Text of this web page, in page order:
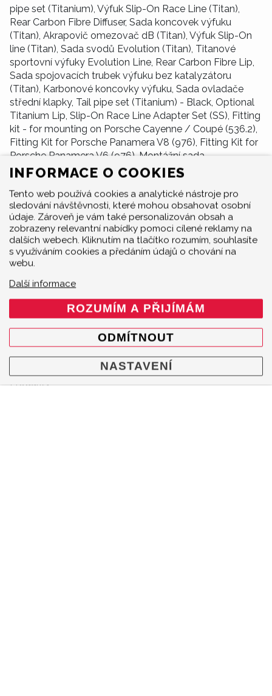
pipe set (Titanium), Výfuk Slip-On Race Line (Titan),
Rear Carbon Fibre Diffuser, Sada koncovek výfuku
(Titan), Akrapovič omezovač dB (Titan), Výfuk Slip-On
line (Titan), Sada svodů Evolution (Titan), Titanové
sportovní výfuky Evolution Line, Rear Carbon Fibre Lip,
Sada spojovacích trubek výfuku bez katalyzátoru
(Titan), Karbonové koncovky výfuku, Sada ovladače
střední klapky, Tail pipe set (Titanium) - Black, Optional
Titanium Lip, Slip-On Race Line Adapter Set (SS), Fitting
kit - for mounting on Porsche Cayenne / Coupé (536.2),
Fitting Kit for Porsche Panamera V8 (976), Fitting Kit for
Porsche Panamera V6 (976), Montážní sada.
MENU
Produkty
INFORMACE O COOKIES
Tento web používá cookies a analytické nástroje pro
sledování návštěvnosti, které mohou obsahovat osobní
údaje. Zároveň je vám také personalizován obsah a
zobrazeny relevantní nabídky pomoci cílené reklamy na
dalších webech. Kliknutím na tlačítko rozumím, souhlasíte
s využíváním cookies a předáním údajů o chování na
webu.
Další informace
ROZUMÍM A PŘIJÍMÁM
ODMÍTNOUT
NASTAVENÍ